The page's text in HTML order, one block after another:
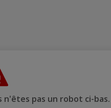
n'êtes pas un robot ci-bas.